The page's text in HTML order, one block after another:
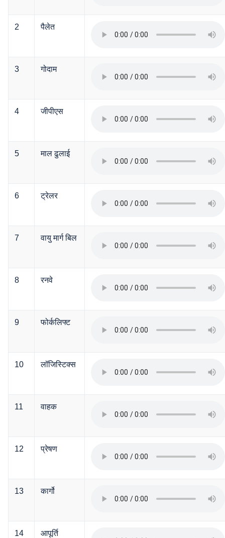
2 पैलेत
3 गोदाम
4 जीपीएस
5 माल ढुलाई
6 ट्रेलर
7 वायु मार्ग बिल
8 रनवे
9 फोर्कलिफ्ट
10 लॉजिस्टिक्स
11 वाहक
12 प्रेषण
13 कार्गो
14
आपूर्ति